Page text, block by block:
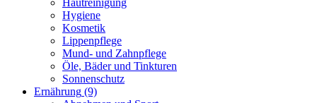
Hautreinigung
Hygiene
Kosmetik
Lippenpflege
Mund- und Zahnpflege
Öle, Bäder und Tinkturen
Sonnenschutz
Ernährung (9)